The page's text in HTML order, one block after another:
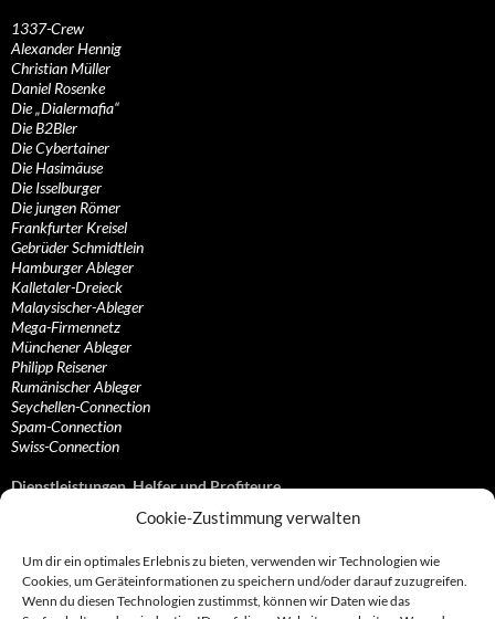
Cookie-Zustimmung verwalten
Um dir ein optimales Erlebnis zu bieten, verwenden wir Technologien wie
Cookies, um Geräteinformationen zu speichern und/oder darauf zuzugreifen.
Wenn du diesen Technologien zustimmst, können wir Daten wie das
1337-Crew
Alexander Hennig
Christian Müller
Daniel Rosenke
Die „Dialermafia“
Die B2Bler
Die Cybertainer
Die Hasimäuse
Die Isselburger
Die jungen Römer
Frankfurter Kreisel
Gebrüder Schmidtlein
Hamburger Ableger
Kalletaler-Dreieck
Malaysischer-Ableger
Mega-Firmennetz
Münchener Ableger
Philipp Reisener
Rumänischer Ableger
Seychellen-Connection
Spam-Connection
Swiss-Connection
Dienstleistungen, Helfer und Profiteure
Anonymisierungsdienste, VPN- und Web-Proxy…
Bezahlsysteme, Finanzdienstleister und…
Bürodienstleister, Firmengründer- und/oder…
Datenhändler, Adressbroker und zielgerichtetes…